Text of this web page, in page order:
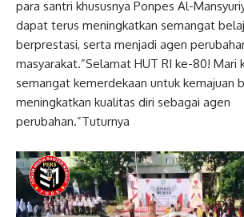
para santri khususnya Ponpes Al-
dapat terus meningkatkan semangat
berprestasi, serta menjadi agen
masyarakat.”Selamat HUT RI ke-80! Mari
semangat kemerdekaan untuk kemajuan
meningkatkan kualitas diri sebagai agen
perubahan.”Tuturnya
Pemutar
Video